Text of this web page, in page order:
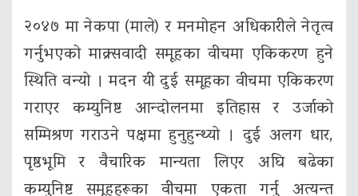
२०४७ मा नेकपा (माले) र मनमोहन अधिकारीले नेतृत्व
गर्नुभएको माक्र्सवादी समूहका वीचमा एकिकरण हुने
स्थिति वन्यो । मदन यी दुई समूहका वीचमा एकिकरण
गराएर कम्युनिष्ट आन्दोलनमा इतिहास र उर्जाको
सम्मिश्रण गराउने पक्षमा हुनुहुन्थ्यो । दुई अलग धार,
पृष्ठभूमि र वैचारिक मान्यता लिएर अघि बढेका